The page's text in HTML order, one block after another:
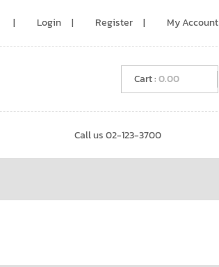
Login Register My Account
0.00
Call us 02-123-3700